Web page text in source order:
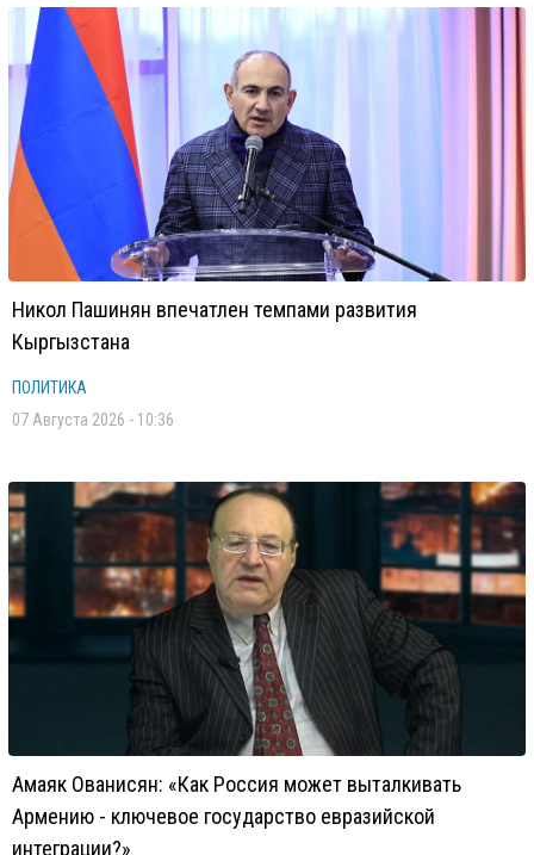
Никол Пашинян впечатлен темпами развития
Кыргызстана
ПОЛИТИКА
07 Августа 2026 - 10:36
Амаяк Ованисян: «Как Россия может выталкивать
Армению - ключевое государство евразийской
интеграции?»